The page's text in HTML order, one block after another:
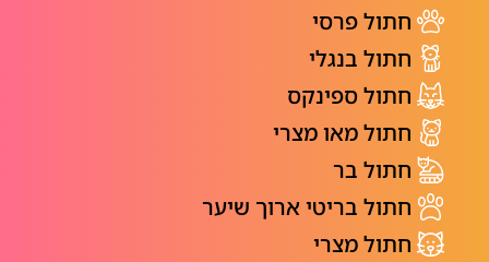
חתול פרסי
חתול בנגלי
חתול ספינקס
חתול מאו מצרי
חתול בר
חתול בריטי ארוך שיער
חתול מצרי